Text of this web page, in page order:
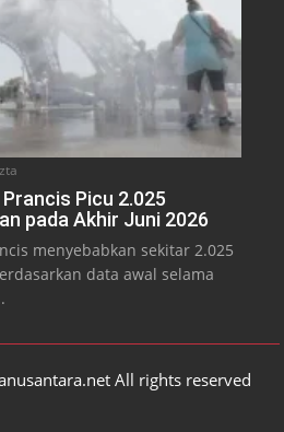
Picu 2.025
pada Akhir Juni 2026
menyebabkan sekitar 2.025
data awal selama
All rights reserved